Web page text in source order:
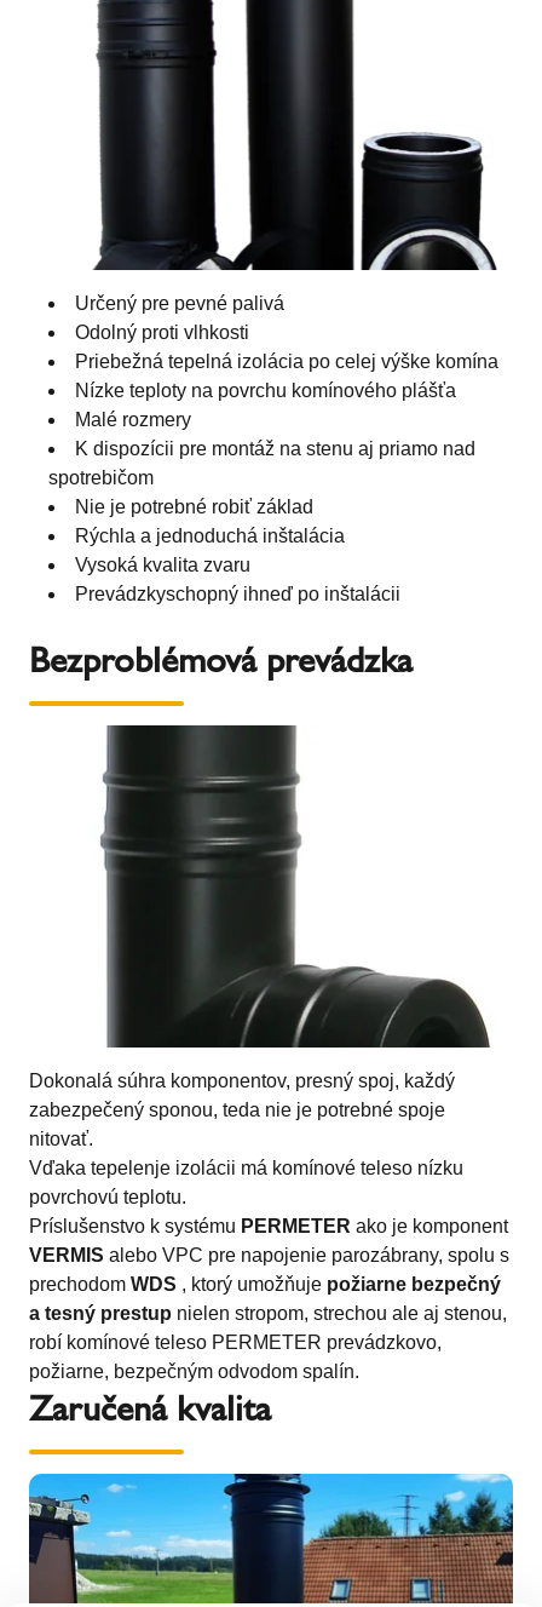
Určený pre pevné palivá
Odolný proti vlhkosti
Priebežná tepelná izolácia po celej výške komína
Nízke teploty na povrchu komínového plášťa
Malé rozmery
K dispozícii pre montáž na stenu aj priamo nad
spotrebičom
Nie je potrebné robiť základ
Rýchla a jednoduchá inštalácia
Vysoká kvalita zvaru
Prevádzkyschopný ihneď po inštalácii
Bezproblémová prevádzka
Dokonalá súhra komponentov, presný spoj, každý
zabezpečený sponou, teda nie je potrebné spoje
nitovať.
Vďaka tepelenje izolácii má komínové teleso nízku
povrchovú teplotu.
Príslušenstvo k systému PERMETER ako je komponent
VERMIS alebo VPC pre napojenie parozábrany, spolu s
prechodom WDS , ktorý umožňuje požiarne bezpečný
a tesný prestup nielen stropom, strechou ale aj stenou,
robí komínové teleso PERMETER prevádzkovo,
požiarne, bezpečným odvodom spalín.
Zaručená kvalita